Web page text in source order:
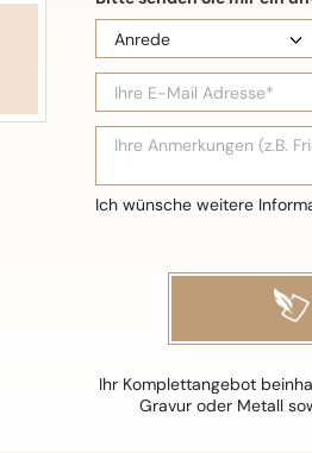
Ihr Komplettangebot
Gravur oder Metall